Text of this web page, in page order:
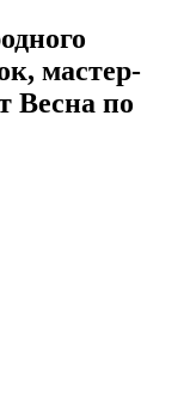
мастер-
Весна по